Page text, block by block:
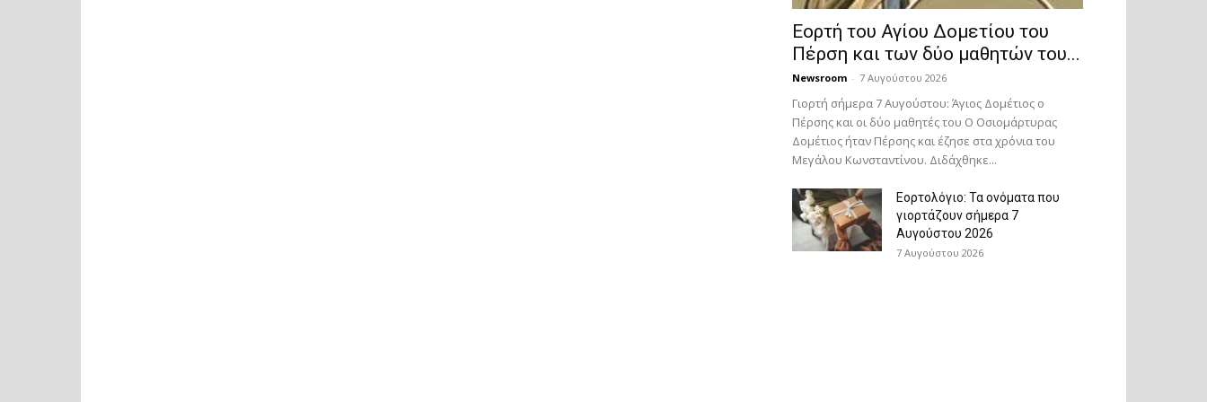
Εορτή του Αγίου Δομετίου του
Πέρση και των δύο μαθητών του...
Newsroom - 7 Αυγούστου 2026
Γιορτή σήμερα 7 Αυγούστου: Άγιος Δομέτιος ο
Πέρσης και οι δύο μαθητές του Ο Oσιομάρτυρας
Δομέτιος ήταν Πέρσης και έζησε στα χρόνια του
Μεγάλου Κωνσταντίνου. Διδάχθηκε...
Εορτολόγιο: Τα ονόματα που
γιορτάζουν σήμερα 7
Αυγούστου 2026
7 Αυγούστου 2026